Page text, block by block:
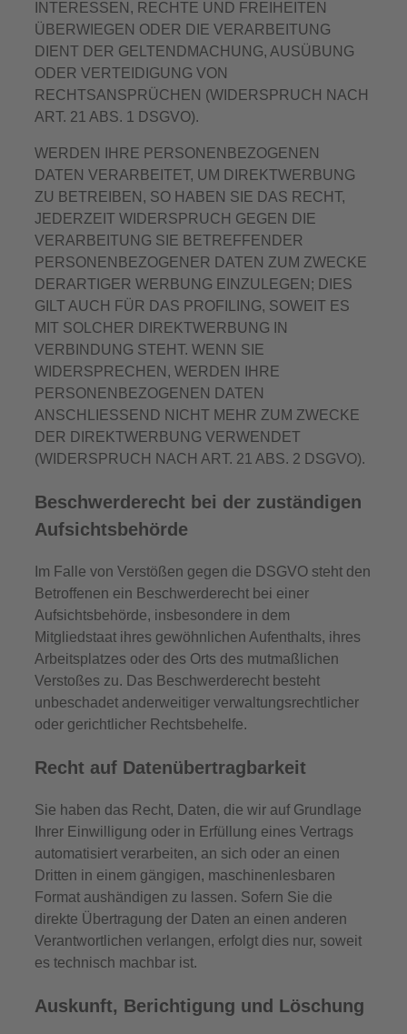
INTERESSEN, RECHTE UND FREIHEITEN
ÜBERWIEGEN ODER DIE VERARBEITUNG
DIENT DER GELTENDMACHUNG, AUSÜBUNG
ODER VERTEIDIGUNG VON
RECHTSANSPRÜCHEN (WIDERSPRUCH NACH
ART. 21 ABS. 1 DSGVO).
WERDEN IHRE PERSONENBEZOGENEN
DATEN VERARBEITET, UM DIREKTWERBUNG
ZU BETREIBEN, SO HABEN SIE DAS RECHT,
JEDERZEIT WIDERSPRUCH GEGEN DIE
VERARBEITUNG SIE BETREFFENDER
PERSONENBEZOGENER DATEN ZUM ZWECKE
DERARTIGER WERBUNG EINZULEGEN; DIES
GILT AUCH FÜR DAS PROFILING, SOWEIT ES
MIT SOLCHER DIREKTWERBUNG IN
VERBINDUNG STEHT. WENN SIE
WIDERSPRECHEN, WERDEN IHRE
PERSONENBEZOGENEN DATEN
ANSCHLIESSEND NICHT MEHR ZUM ZWECKE
DER DIREKTWERBUNG VERWENDET
(WIDERSPRUCH NACH ART. 21 ABS. 2 DSGVO).
Beschwerde­recht bei der zuständigen
Aufsichts­behörde
Im Falle von Verstößen gegen die DSGVO steht den
Betroffenen ein Beschwerderecht bei einer
Aufsichtsbehörde, insbesondere in dem
Mitgliedstaat ihres gewöhnlichen Aufenthalts, ihres
Arbeitsplatzes oder des Orts des mutmaßlichen
Verstoßes zu. Das Beschwerderecht besteht
unbeschadet anderweitiger verwaltungsrechtlicher
oder gerichtlicher Rechtsbehelfe.
Recht auf Daten­übertrag­barkeit
Sie haben das Recht, Daten, die wir auf Grundlage
Ihrer Einwilligung oder in Erfüllung eines Vertrags
automatisiert verarbeiten, an sich oder an einen
Dritten in einem gängigen, maschinenlesbaren
Format aushändigen zu lassen. Sofern Sie die
direkte Übertragung der Daten an einen anderen
Verantwortlichen verlangen, erfolgt dies nur, soweit
es technisch machbar ist.
Auskunft, Berichtigung und Löschung